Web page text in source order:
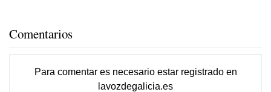
Comentarios
Para comentar es necesario estar registradoen
lavozdegalicia.es